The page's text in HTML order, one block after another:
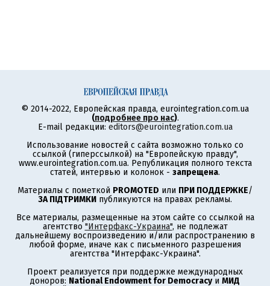
© 2014-2022, Европейская правда, eurointegration.com.ua
(подробнее про нас).
E-mail редакции: editors@eurointegration.com.ua
Использование новостей с сайта возможно только со
ссылкой (гиперссылкой) на "Европейскую правду",
www.eurointegration.com.ua. Републикация полного текста
статей, интервью и колонок - запрещена.
Материалы с пометкой PROMOTED или ПРИ ПОДДЕРЖКЕ/
ЗА ПІДТРИМКИ публикуются на правах рекламы.
Все материалы, размещенные на этом сайте со ссылкой на
агентство "Интерфакс-Украина", не подлежат
дальнейшему воспроизведению и/или распространению в
любой форме, иначе как с письменного разрешения
агентства "Интерфакс-Украина".
Проект реализуется при поддержке международных
доноров: National Endowment for Democracyи МИД